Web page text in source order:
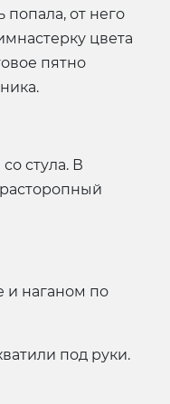
попала, от него
цвета
пятно
стула. В
и наганом по
под руки.